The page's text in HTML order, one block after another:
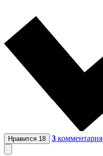
Нравится 18 3 комментария